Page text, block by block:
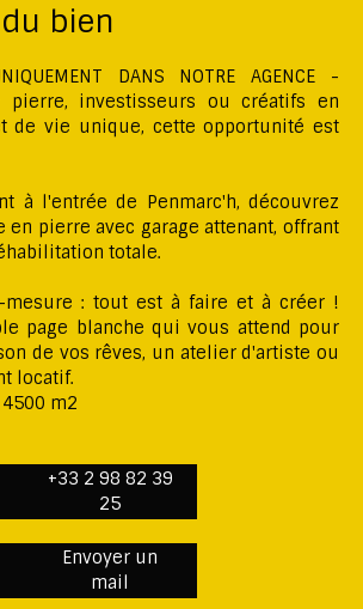
bien
DANS NOTRE AGENCE -
pierre, investisseurs ou créatifs en
de vie unique, cette opportunité est
à l'entrée de Penmarc'h, découvrez
en pierre avec garage attenant, offrant
totale.
mesure : tout est à faire et à créer !
page blanche qui vous attend pour
de vos rêves, un atelier d'artiste ou
locatif.
m2
+33 2 98 82 39
25
Envoyer un
mail